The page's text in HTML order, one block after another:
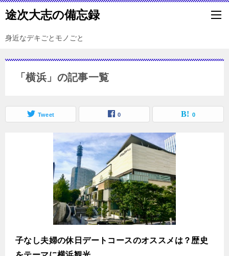
途次大志の備忘録
身近なデキごとモノごと
「横浜」の記事一覧
Tweet 0 0
子なし夫婦の休日デートコースのオススメは？歴史